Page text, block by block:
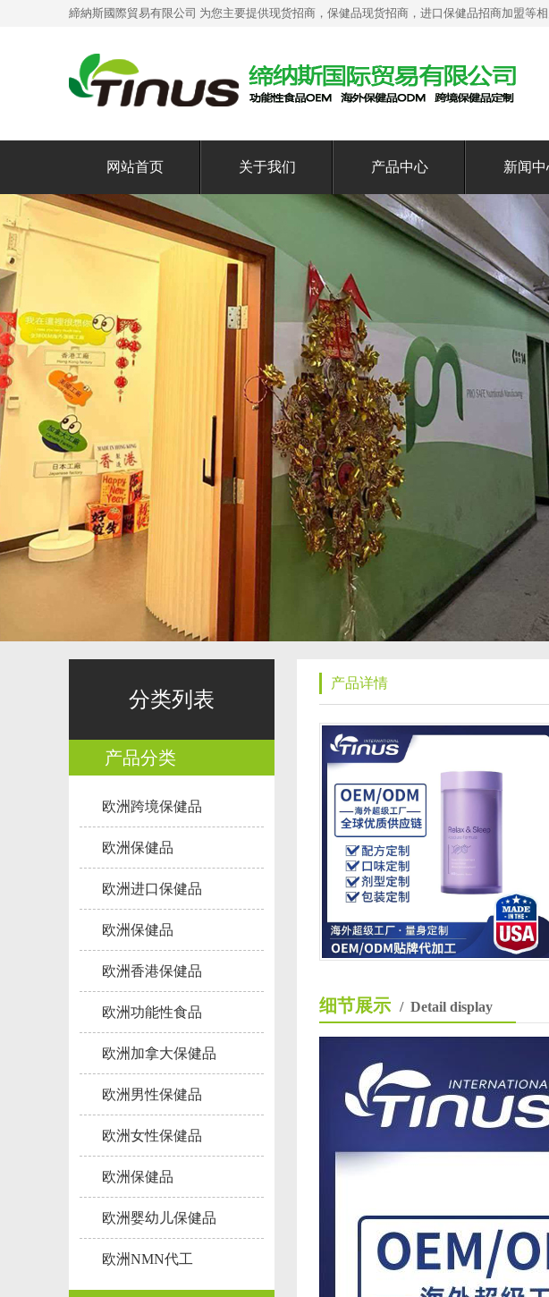
締納斯國際貿易有限公司 为您主要提供现货招商 ，保健品现货招商，进口保健品招商加盟等
网站首页 关于我们 产品中心 新闻
分类列表
产品分类
欧洲跨境保健品
欧洲保健品
欧洲进口保健品
欧洲保健品
欧洲香港保健品
欧洲功能性食品
欧洲加拿大保健品
欧洲男性保健品
欧洲女性保健品
欧洲保健品
欧洲婴幼儿保健品
欧洲NMN代工
产品详情
细节展示 / Detail display